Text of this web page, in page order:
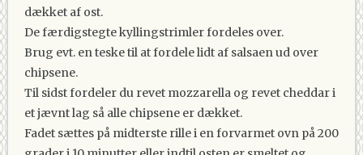
dækket af ost.
De færdigstegte kyllingstrimler fordeles over.
Brug evt. en teske til at fordele lidt af salsaen ud over
chipsene.
Til sidst fordeler du revet mozzarella og revet cheddar i
et jævnt lag så alle chipsene er dækket.
Fadet sættes på midterste rille i en forvarmet ovn på 200